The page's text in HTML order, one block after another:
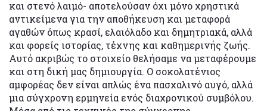
και στενό λαιμό- αποτελούσαν όχι μόνο χρηστικά
αντικείμενα για την αποθήκευση και μεταφορά
αγαθών όπως κρασί, ελαιόλαδο και δημητριακά, αλλά
και φορείς ιστορίας, τέχνης και καθημερινής ζωής.
Αυτό ακριβώς το στοιχείο θελήσαμε να μεταφέρουμε
και στη δική μας δημιουργία. Ο σοκολατένιος
αμφορέας δεν είναι απλώς ένα πασχαλινό αυγό, αλλά
μια σύγχρονη ερμηνεία ενός διαχρονικού συμβόλου.